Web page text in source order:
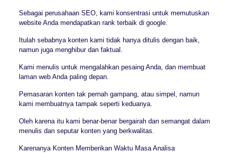
Sebagai perusahaan SEO, kami konsentrasi untuk memutuskan
website Anda mendapatkan rank terbaik di google.
Itulah sebabnya konten kami tidak hanya ditulis dengan baik,
namun juga menghibur dan faktual.
Kami menulis untuk mengalahkan pesaing Anda, dan membuat
laman web Anda paling depan.
Pemasaran konten tak pernah gampang, atau simpel, namun
kami membuatnya tampak seperti keduanya.
Oleh karena itu kami benar-benar bergairah dan semangat dalam
menulis dan seputar konten yang berkwalitas.
Karenanya Konten Memberikan Waktu Masa Analisa